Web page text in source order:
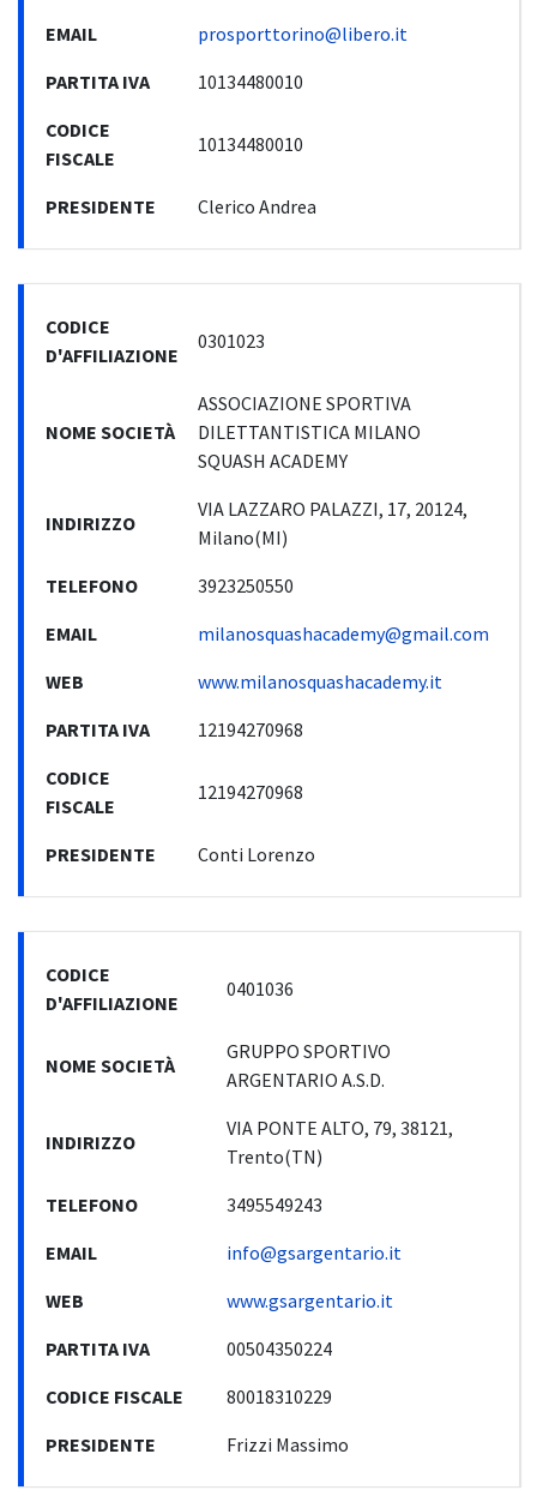
EMAIL
prosporttorino@libero.it
PARTITA IVA
10134480010
CODICE
FISCALE
10134480010
PRESIDENTE Clerico Andrea
CODICE
D'AFFILIAZIONE
0301023
NOME SOCIETÀ
ASSOCIAZIONE SPORTIVA
DILETTANTISTICA MILANO
SQUASH ACADEMY
INDIRIZZO
VIA LAZZARO PALAZZI, 17, 20124,
Milano(MI)
TELEFONO
3923250550
EMAIL
milanosquashacademy@gmail.com
WEB
www.milanosquashacademy.it
PARTITA IVA
12194270968
CODICE
FISCALE
12194270968
PRESIDENTE Conti Lorenzo
CODICE
D'AFFILIAZIONE
0401036
NOME SOCIETÀ
GRUPPO SPORTIVO
ARGENTARIO A.S.D.
INDIRIZZO
VIA PONTE ALTO, 79, 38121,
Trento(TN)
TELEFONO
3495549243
EMAIL
info@gsargentario.it
WEB
www.gsargentario.it
PARTITA IVA
00504350224
CODICE FISCALE
80018310229
PRESIDENTE
Frizzi Massimo